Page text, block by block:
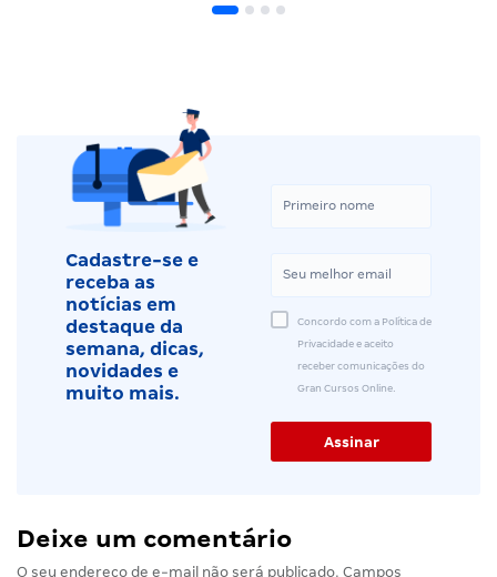
Cadastre-se e
receba as
notícias em
destaque da
semana, dicas,
novidades e
muito mais.
Concordo com a Política de
Privacidade e aceito
receber comunicações do
Gran Cursos Online.
Deixe um comentário
O seu endereço de e-mail não será publicado. Campos